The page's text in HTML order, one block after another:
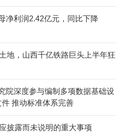
净利润2.42亿元，同比下降
地，山西千亿铁路巨头上半年狂
院深度参与编制多项数据基础设
推动标准体系完善
披露而未说明的重大事项